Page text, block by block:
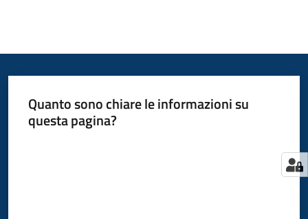
Quanto sono chiare le informazioni su
questa pagina?